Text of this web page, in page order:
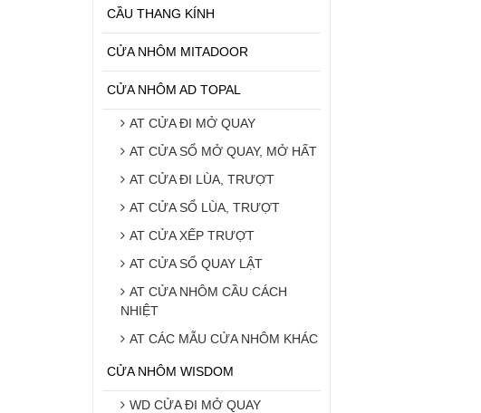
CẦU THANG KÍNH
CỬA NHÔM MITADOOR
CỬA NHÔM AD TOPAL
AT CỬA ĐI MỞ QUAY
AT CỬA SỔ MỞ QUAY, MỞ HẤT
AT CỬA ĐI LÙA, TRƯỢT
AT CỬA SỔ LÙA, TRƯỢT
AT CỬA XẾP TRƯỢT
AT CỬA SỔ QUAY LẬT
AT CỬA NHÔM CẦU CÁCH
NHIỆT
AT CÁC MẪU CỬA NHÔM KHÁC
CỬA NHÔM WISDOM
WD CỬA ĐI MỞ QUAY